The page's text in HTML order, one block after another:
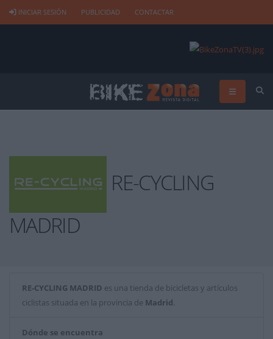
INICIAR SESIÓN PUBLICIDAD CONTACTAR
RE-CYCLING
MADRID
RE-CYCLING MADRID es una tienda de bicicletas y artículos
ciclistas situada en la provincia de Madrid.
Dónde se encuentra